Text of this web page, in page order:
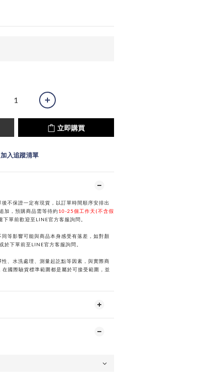
立即購買
加入追蹤清單
不保證一定有現貨，以訂單時間順序安排出
加，預購商品需等待約10-25個工作天(不含假
下單前歡迎至LINE官方客服詢問。
等影響可能與商品本身感受有落差，如對顏
於下單前至LINE官方客服詢問。
、水洗處理、測量起訖點等因素，與實際商
國際驗貨標準範圍都是屬於可接受範圍，並